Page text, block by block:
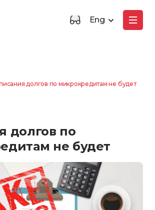
Eng
долгов по микрокредитам не будет
долгов по
не будет